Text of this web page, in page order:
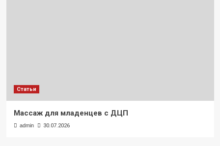
Статьи
Массаж для младенцев с ДЦП
admin 30.07.2026